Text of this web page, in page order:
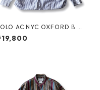
AC NYC OXFORD B.D.
by Polo Ralph Lauren